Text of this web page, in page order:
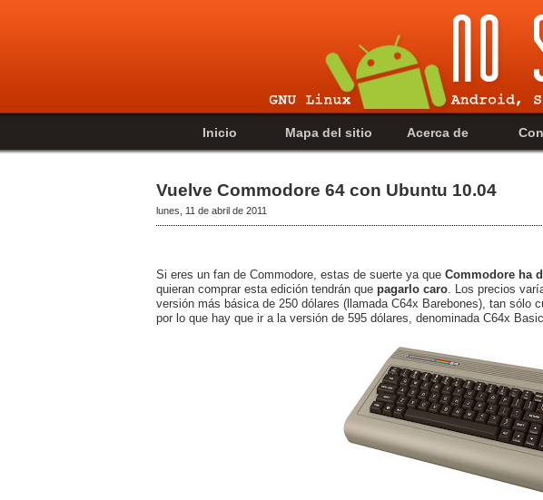
Inicio Mapa del sitio Acerca de
Vuelve Commodore 64 con Ubuntu 10.04
lunes, 11 de abril de 2011
Si eres un fan de Commodore, estas de suerte ya que Commodore ha
quieran comprar esta edición tendrán que pagarlo caro . Los precios
versión más básica de 250 dólares (llamada C64x Barebones), tan sólo
por lo que hay que ir a la versión de 595 dólares, denominada C64x